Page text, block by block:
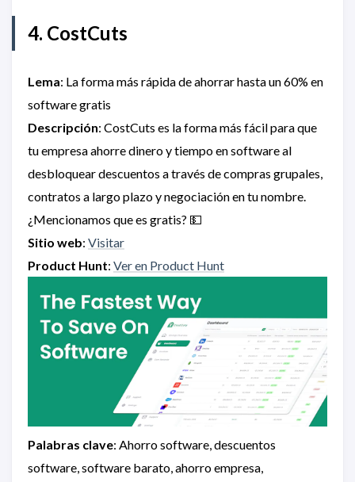
4. CostCuts
Lema: La forma más rápida de ahorrar hasta un 60% en
software gratis
Descripción: CostCuts es la forma más fácil para que
tu empresa ahorre dinero y tiempo en software al
desbloquear descuentos a través de compras grupales,
contratos a largo plazo y negociación en tu nombre.
¿Mencionamos que es gratis? 💵
Sitio web: Visitar
Product Hunt: Ver en Product Hunt
Palabras clave: Ahorro software, descuentos
software, software barato, ahorro empresa,